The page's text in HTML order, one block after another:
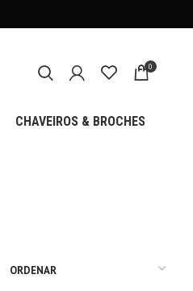
0
CHAVEIROS & BROCHES